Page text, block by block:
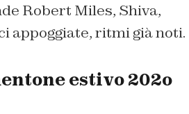
Robert Miles, Shiva,
appoggiate, ritmi già noti.
estivo 202o